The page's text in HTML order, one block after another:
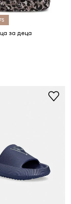
за деца